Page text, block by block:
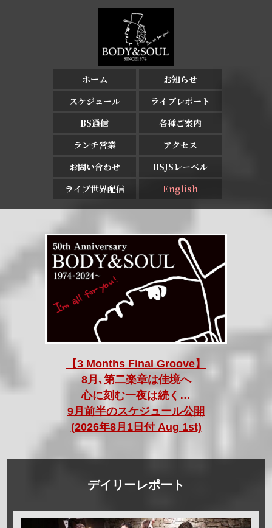
ホーム
お知らせ
スケジュール
ライブレポート
BS通信
各種ご案内
ランチ営業
アクセス
お問い合わせ
BSJSレーベル
ライブ世界配信
English
【3 Months Final Groove】
8月､第二楽章は佳境へ
心に刻む一夜は続く…
9月前半のスケジュール公開
(2026年8月1日付 Aug 1st)
デイリーレポート